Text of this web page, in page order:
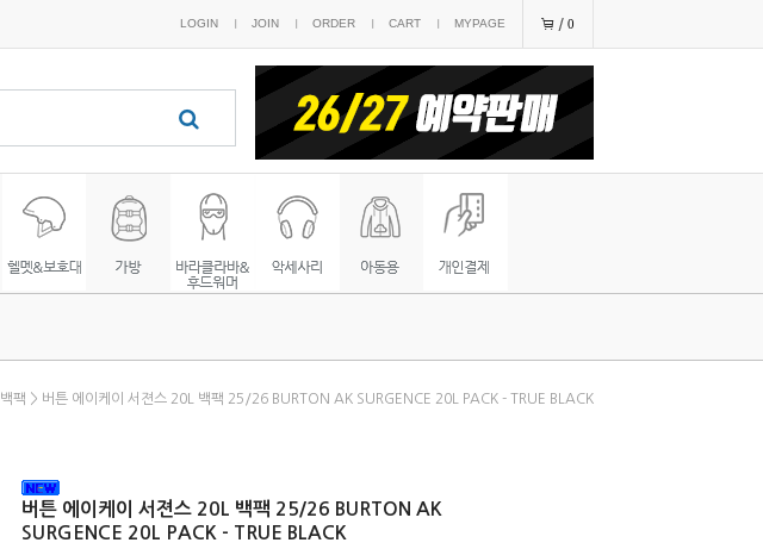
LOGIN JOIN ORDER CART MYPAGE 0
백팩 > 버튼 에이케이 서젼스 20L 백팩 25/26 BURTON AK SURGENCE 20L PACK - TRUE BLACK
버튼 에이케이 서젼스 20L 백팩 25/26 BURTON AK
SURGENCE 20L PACK - TRUE BLACK